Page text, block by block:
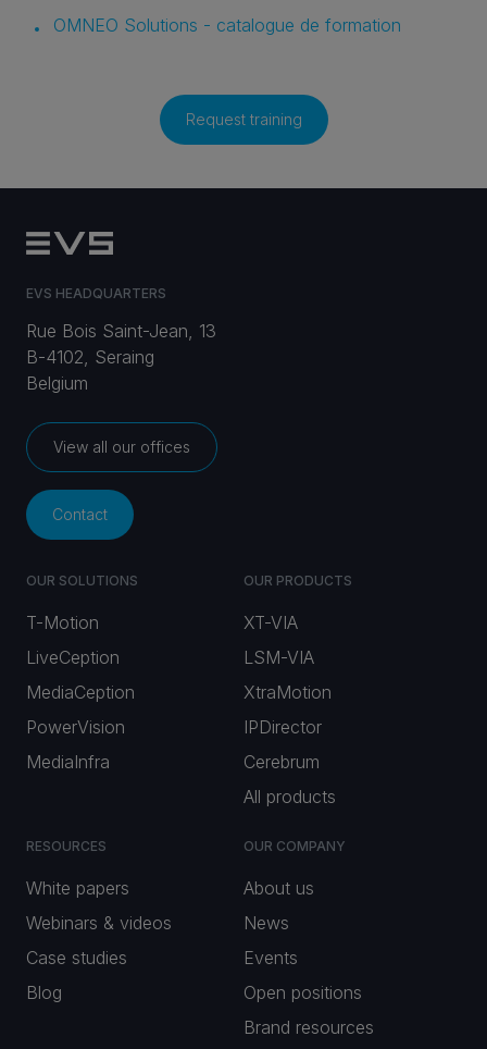
OMNEO Solutions - catalogue de formation
Request training
EVS HEADQUARTERS
Rue Bois Saint-Jean, 13
B-4102, Seraing
Belgium
View all our offices
Contact
OUR SOLUTIONS
T-Motion
LiveCeption
MediaCeption
PowerVision
MediaInfra
OUR PRODUCTS
XT-VIA
LSM-VIA
XtraMotion
IPDirector
Cerebrum
All products
RESOURCES
White papers
Webinars & videos
Case studies
Blog
OUR COMPANY
About us
News
Events
Open positions
Brand resources